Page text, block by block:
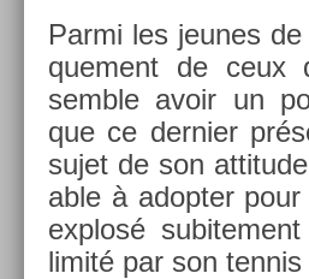
Parmi les jeunes
que­ment de ceux
semble avoir un
que ce de­rni­er
sujet de son
able à adopt­er
ex­plosé
limité par son